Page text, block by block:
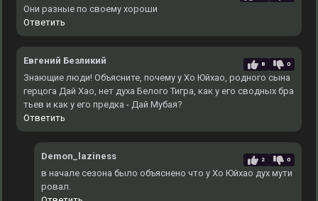
Они разные по своему хороши
Ответить
Евгений Безликий 8 0
Знающие люди! Объясните, почему у Хо Юйхао, родного сына
герцога Дай Хао, нет духа Белого Тигра, как у его сводных бра
тьев и как у его предка - Дай Мубая?
Ответить
Demon_laziness 2 0
в начале сезона было объяснено что у Хо Юйхао дух мути
ровал.